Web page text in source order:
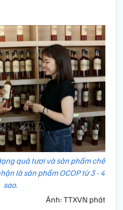
quả tươi và sản phẩm chế
là sản phẩm OCOP từ 3 - 4
sao.
Ảnh: TTXVN phát